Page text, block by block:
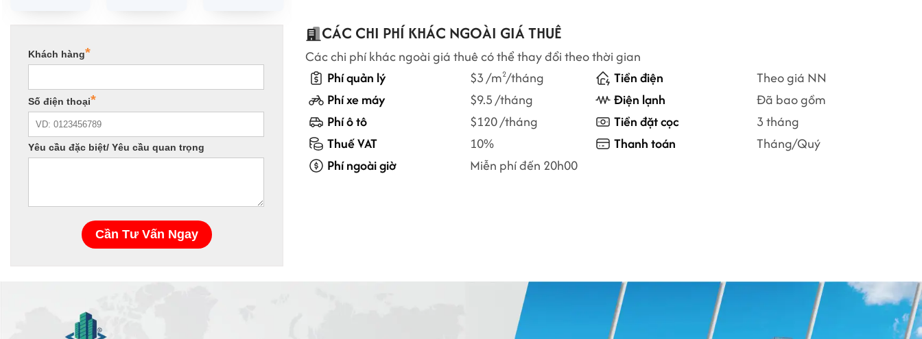
CÁC CHI PHÍ KHÁC NGOÀI GIÁ THUÊ
Các chi phí khác ngoài giá thuê có thể thay đổi theo thời gian
Phí quản lý
$3 /m2/tháng Tiền điện
Theo giá NN
Phí xe máy
$9.5 /tháng Điện lạnh
Đã bao gồm
Phí ô tô
$120 /tháng Tiền đặt cọc
3 tháng
Thuế VAT
10% Thanh toán
Tháng/Quý
Phí ngoài giờ
Miễn phí đến 20h00